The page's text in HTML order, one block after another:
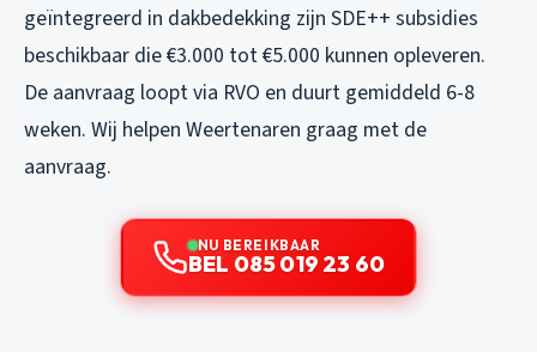
geïntegreerd in dakbedekking zijn SDE++ subsidies
beschikbaar die €3.000 tot €5.000 kunnen opleveren.
De aanvraag loopt via RVO en duurt gemiddeld 6-8
weken. Wij helpen Weertenaren graag met de
aanvraag.
NU BEREIKBAAR
BEL 085 019 23 60